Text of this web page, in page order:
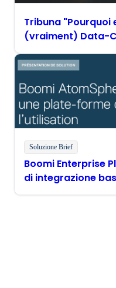
Tribuna
(vraiment) Data-
Soluzione Brief
Boomi Enterprise
di integrazione